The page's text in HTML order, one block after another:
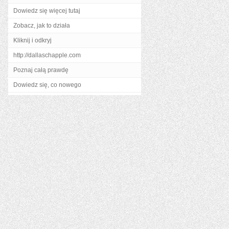
Dowiedz się więcej tutaj
Zobacz, jak to działa
Kliknij i odkryj
http://dallaschapple.com
Poznaj całą prawdę
Dowiedz się, co nowego